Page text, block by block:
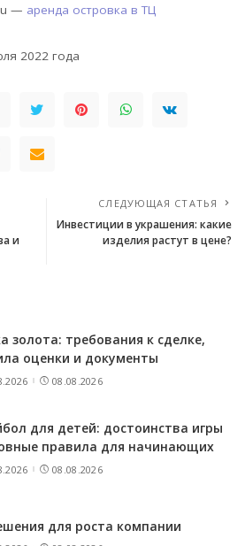
— аренда островка в ТЦ
2022 года
и
СЛЕДУЮЩАЯ СТАТЬЯ
Инвестиции в украшения: какие
изделия растут в цене?
золота: требования к сделке,
оценки и документы
08.08.2026
для детей: достоинства игры
правила для начинающих
08.08.2026
для роста компании